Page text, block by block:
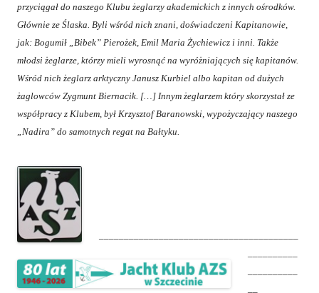
przyciągał do naszego Klubu żeglarzy akademickich z innych ośrodków.
Głównie ze Ślaska. Byli wśród nich znani, doświadczeni Kapitanowie,
jak: Bogumił „Bibek” Pierożek, Emil Maria Żychiewicz i inni. Także
młodsi żeglarze, którzy mieli wyrosnąć na wyróżniających się kapitanów.
Wśród nich żeglarz arktyczny Janusz Kurbiel albo kapitan od dużych
żaglowców Zygmunt Biernacik. […] Innym żeglarzem który skorzystał ze
współpracy z Klubem, był Krzysztof Baranowski, wypożyczający naszego
„Nadira” do samotnych regat na Bałtyku.